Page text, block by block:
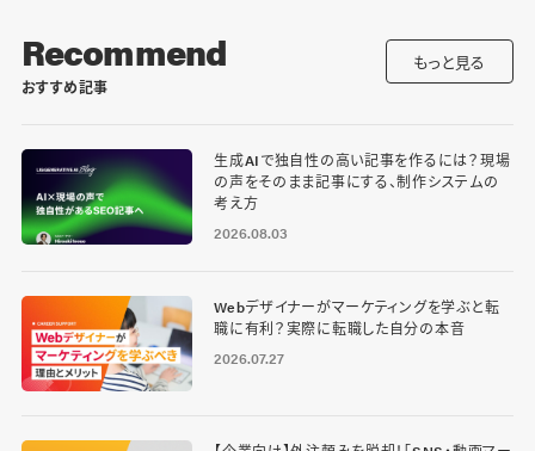
Recommend
おすすめ記事
もっと見る
生成AIで独自性の高い記事を作るには？現場
の声をそのまま記事にする、制作システムの
考え方
2026.08.03
Webデザイナーがマーケティングを学ぶと転
職に有利？実際に転職した自分の本音
2026.07.27